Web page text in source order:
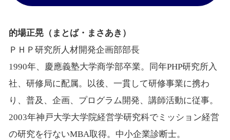
的場正晃（まとば・まさあき）
ＰＨＰ研究所人材開発企画部部長
1990年、慶應義塾大学商学部卒業。同年PHP研究所入
社、研修局に配属。以後、一貫して研修事業に携わ
り、普及、企画、プログラム開発、講師活動に従事。
2003年神戸大学大学院経営学研究科でミッション経営
の研究を行ないMBA取得。中小企業診断士。